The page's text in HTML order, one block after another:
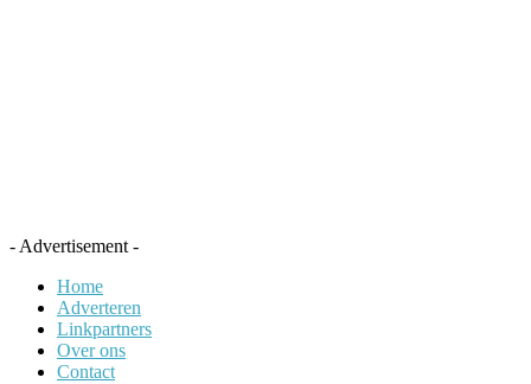
- Advertisement -
Home
Adverteren
Linkpartners
Over ons
Contact